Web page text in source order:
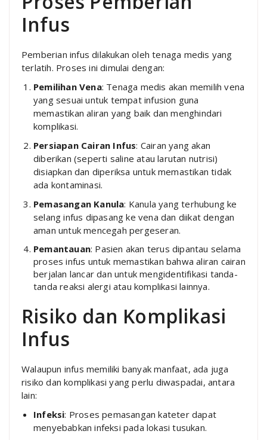
Infus
Pemberian infus dilakukan oleh tenaga medis yang
terlatih. Proses ini dimulai dengan:
Pemilihan Vena: Tenaga medis akan memilih vena
yang sesuai untuk tempat infusion guna
memastikan aliran yang baik dan menghindari
komplikasi.
Persiapan Cairan Infus: Cairan yang akan
diberikan (seperti saline atau larutan nutrisi)
disiapkan dan diperiksa untuk memastikan tidak
ada kontaminasi.
Pemasangan Kanula: Kanula yang terhubung ke
selang infus dipasang ke vena dan diikat dengan
aman untuk mencegah pergeseran.
Pemantauan: Pasien akan terus dipantau selama
proses infus untuk memastikan bahwa aliran cairan
berjalan lancar dan untuk mengidentifikasi tanda-
tanda reaksi alergi atau komplikasi lainnya.
Risiko dan Komplikasi
Infus
Walaupun infus memiliki banyak manfaat, ada juga
risiko dan komplikasi yang perlu diwaspadai, antara
lain:
Infeksi: Proses pemasangan kateter dapat
menyebabkan infeksi pada lokasi tusukan.